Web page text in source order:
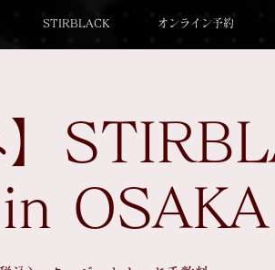
STIRBLACK オンライン予約
】
OSAKA